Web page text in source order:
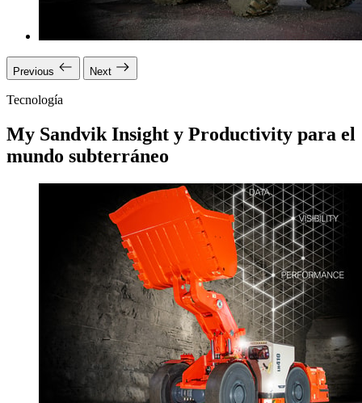
Previous Next
Tecnología
My Sandvik Insight y Productivity para el
mundo subterráneo